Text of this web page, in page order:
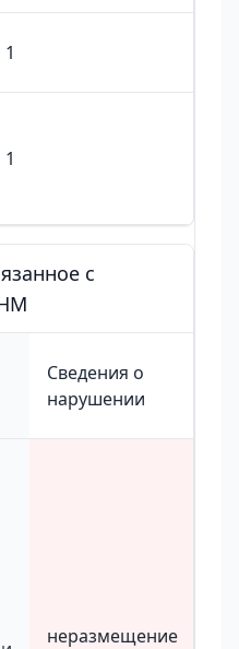
1
1
с
Сведения о
нарушении
неразмещение